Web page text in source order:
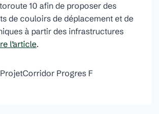
10 afin de proposer des
de couloirs de déplacement et de
à partir des infrastructures
l’article.